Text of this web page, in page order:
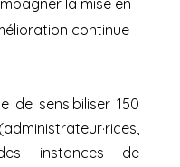
la mise en
continue
de sensibiliser 150
des instances de